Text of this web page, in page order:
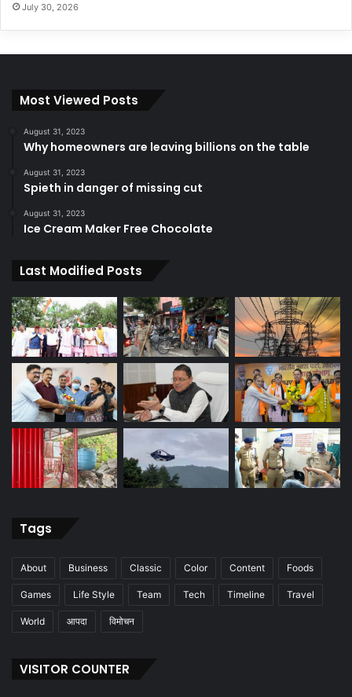
July 30, 2026
Most Viewed Posts
August 31, 2023
Why homeowners are leaving billions on the table
August 31, 2023
Spieth in danger of missing cut
August 31, 2023
Ice Cream Maker Free Chocolate
Last Modified Posts
Tags
About Business Classic Color Content Foods
Games Life Style Team Tech Timeline Travel
World आपदा विमोचन
VISITOR COUNTER